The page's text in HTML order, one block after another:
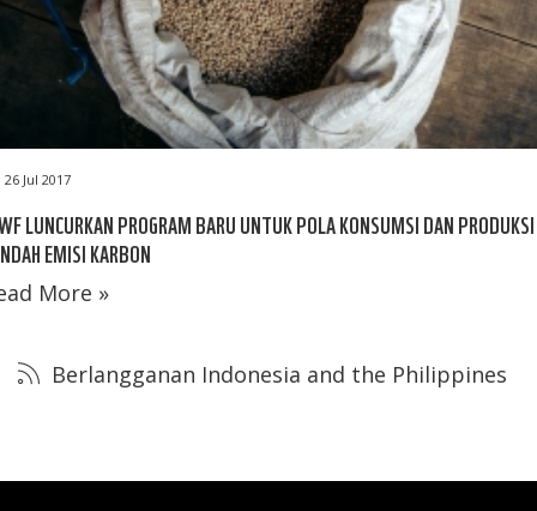
26 Jul 2017
LUNCURKAN PROGRAM BARU UNTUK POLA KONSUMSI DAN PRODUKSI
EMISI KARBON
More »
Berlangganan Indonesia and the Philippines